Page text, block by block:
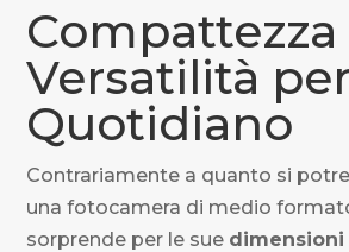
Compattezza
Versatilità per
Quotidiano
Contrariamente a quanto si
una fotocamera di medio
sorprende per le sue dimensioni